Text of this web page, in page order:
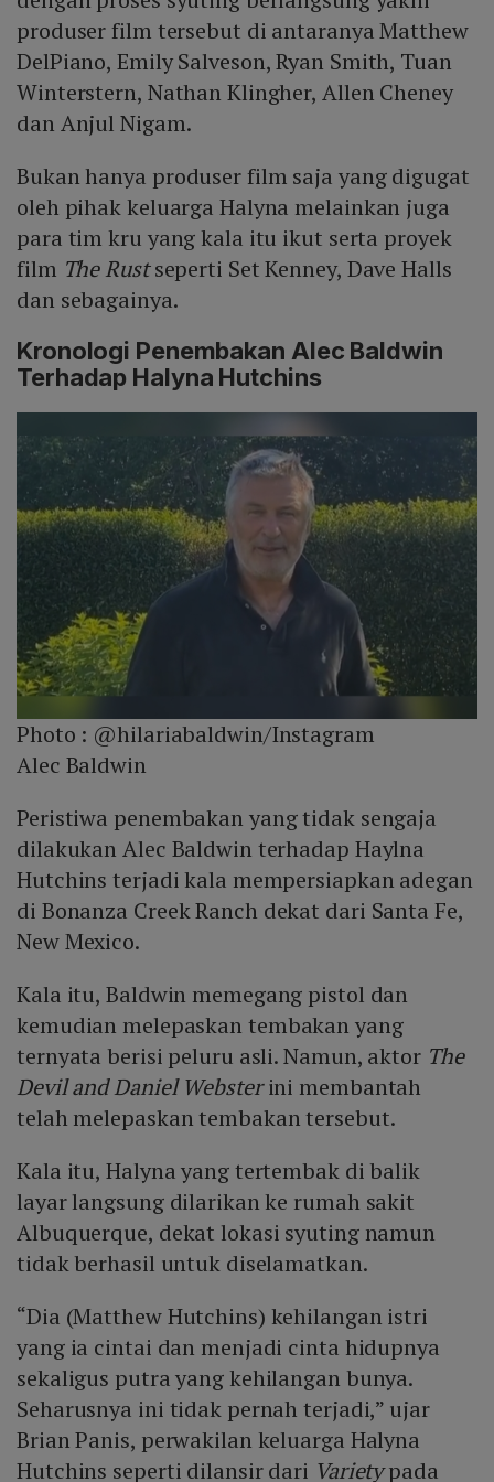
produser film tersebut di antaranya Matthew
DelPiano, Emily Salveson, Ryan Smith, Tuan
Winterstern, Nathan Klingher, Allen Cheney
dan Anjul Nigam.
Bukan hanya produser film saja yang digugat
oleh pihak keluarga Halyna melainkan juga
para tim kru yang kala itu ikut serta proyek
film The Rustseperti Set Kenney, Dave Halls
dan sebagainya.
Kronologi Penembakan Alec Baldwin
Terhadap Halyna Hutchins
Photo : @hilariabaldwin/Instagram
Alec Baldwin
Peristiwa penembakan yang tidak sengaja
dilakukan Alec Baldwin terhadap Haylna
Hutchins terjadi kala mempersiapkan adegan
di Bonanza Creek Ranch dekat dari Santa Fe,
New Mexico.
Kala itu, Baldwin memegang pistol dan
kemudian melepaskan tembakan yang
ternyata berisi peluru asli. Namun, aktor The
Devil and Daniel Websterini membantah
telah melepaskan tembakan tersebut.
Kala itu, Halyna yang tertembak di balik
layar langsung dilarikan ke rumah sakit
Albuquerque, dekat lokasi syuting namun
tidak berhasil untuk diselamatkan.
“Dia (Matthew Hutchins) kehilangan istri
yang ia cintai dan menjadi cinta hidupnya
sekaligus putra yang kehilangan bunya.
Seharusnya ini tidak pernah terjadi,” ujar
Brian Panis, perwakilan keluarga Halyna
Hutchins seperti dilansir dari Varietypada